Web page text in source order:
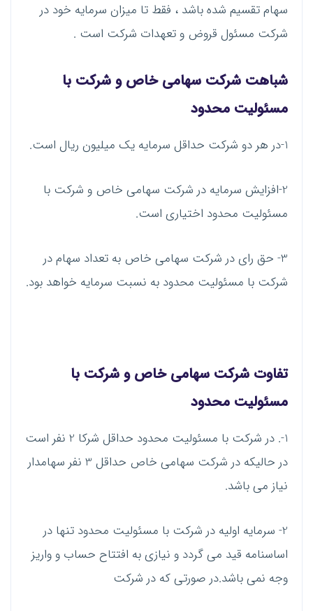
سهام تقسیم شده باشد ، فقط تا میزان سرمایه خود در
شرکت مسئول قروض و تعهدات شرکت است .
شباهت شرکت سهامی خاص و شرکت با
مسئولیت محدود
1-در هر دو شرکت حداقل سرمایه یک میلیون ریال است.
2-افزایش سرمایه در شرکت سهامی خاص و شرکت با
مسئولیت محدود اختیاری است.
3- حق رای در شرکت سهامی خاص به تعداد سهام در
شرکت با مسئولیت محدود به نسبت سرمایه خواهد بود.
تفاوت شرکت سهامی خاص و شرکت با
مسئولیت محدود
1-. در شرکت با مسئولیت محدود حداقل شرکا 2 نفر است
در حالیکه در شرکت سهامی خاص حداقل 3 نفر سهامدار
نیاز می باشد.
2- سرمایه اولیه در شرکت با مسئولیت محدود تنها در
اساسنامه قید می گردد و نیازی به افتتاح حساب و واریز
وجه نمی باشد.در صورتی که در شرکت